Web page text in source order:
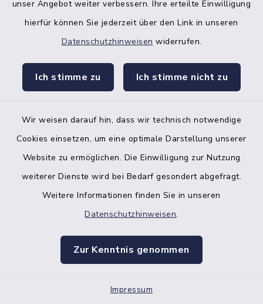
unser Angebot weiter verbessern. Ihre erteilte Einwilligung
hierfür können Sie jederzeit über den Link in unseren
Datenschutzhinweisen widerrufen.
Ich stimme zu Ich stimme nicht zu
Wir weisen darauf hin, dass wir technisch notwendige
Cookies einsetzen, um eine optimale Darstellung unserer
Website zu ermöglichen. Die Einwilligung zur Nutzung
weiterer Dienste wird bei Bedarf gesondert abgefragt.
Weitere Informationen finden Sie in unseren
Datenschutzhinweisen.
Zur Kenntnis genommen
Impressum
Café Küste
Zingelstraße 31, 25704
Meldorf
+49 4832 979 84 44
https://www.cafekueste.de/
Cajukas Welt
Zingelstraße 16, 25704
Meldorf
Kathrin Salzmann